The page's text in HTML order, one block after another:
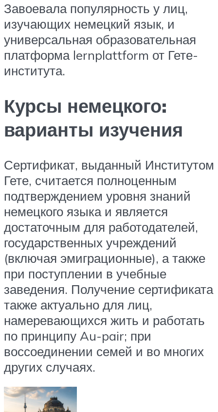
Завоевала популярность у лиц,
изучающих немецкий язык, и
универсальная образовательная
платформа lernplattform от Гете-
института.
Курсы немецкого:
варианты изучения
Сертификат, выданный Институтом
Гете, считается полноценным
подтверждением уровня знаний
немецкого языка и является
достаточным для работодателей,
государственных учреждений
(включая эмиграционные), а также
при поступлении в учебные
заведения. Получение сертификата
также актуально для лиц,
намеревающихся жить и работать
по принципу Au-pair; при
воссоединении семей и во многих
других случаях.